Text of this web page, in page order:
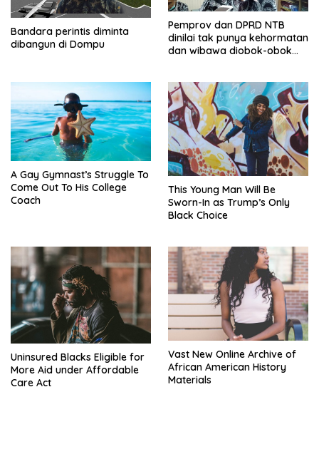
Bandara perintis diminta
dibangun di Dompu
Pemprov dan DPRD NTB
dinilai tak punya kehormatan
dan wibawa diobok-obok
A Gay Gymnast’s Struggle To
Come Out To His College
Coach
This Young Man Will Be
Sworn-In as Trump’s Only
Black Choice
Uninsured Blacks Eligible for
More Aid under Affordable
Care Act
Vast New Online Archive of
African American History
Materials